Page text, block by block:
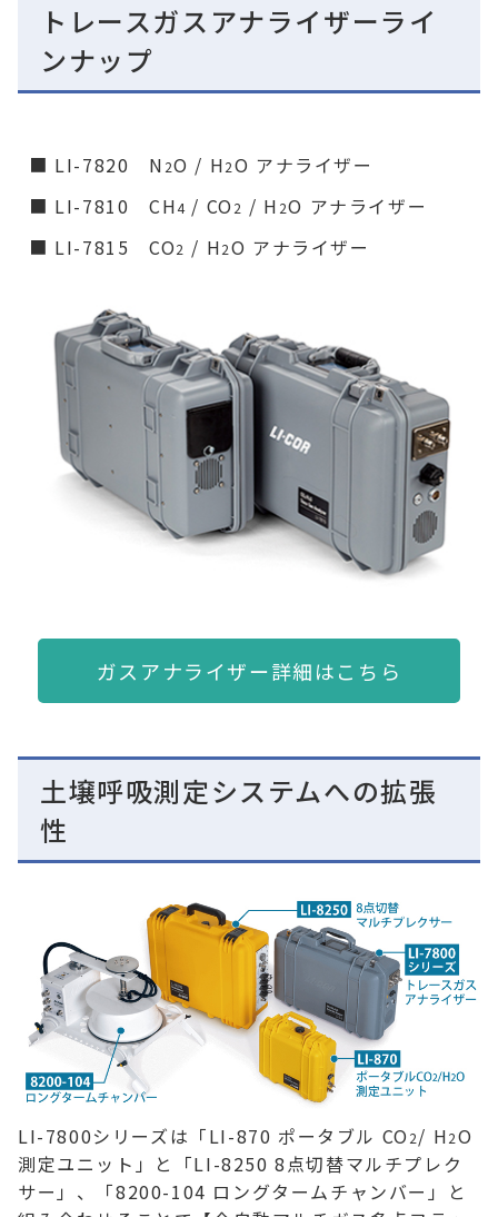
トレースガスアナライザーライ
ンナップ
■ LI-7820 N 2O / H2O アナライザー
■ LI-7810 CH4 / CO 2 / H 2O アナライザー
■ LI-7815 CO2 / H2O アナライザー
ガスアナライザー詳細はこちら
土壌呼吸測定システムへの拡張
性
LI-7800シリーズは「LI-870 ポータブル CO 2/ H2O
測定ユニット」と「LI-8250 8点切替マルチプレク
サー」、「8200-104 ロングタームチャンバー」と